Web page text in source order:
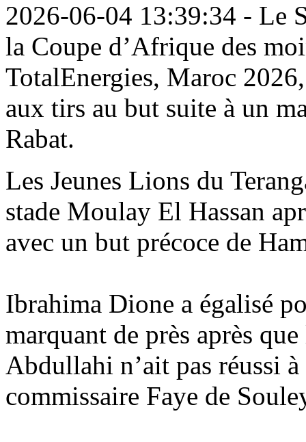
2026-06-04 13:39:34 - Le
la Coupe d’Afrique des
TotalEnergies, Maroc
aux tirs au but suite à un
Rabat.
Les Jeunes Lions du
stade Moulay El Hassan
avec un but précoce de
Ibrahima Dione a égalisé
marquant de près après
Abdullahi n’ait pas réussi
commissaire Faye de